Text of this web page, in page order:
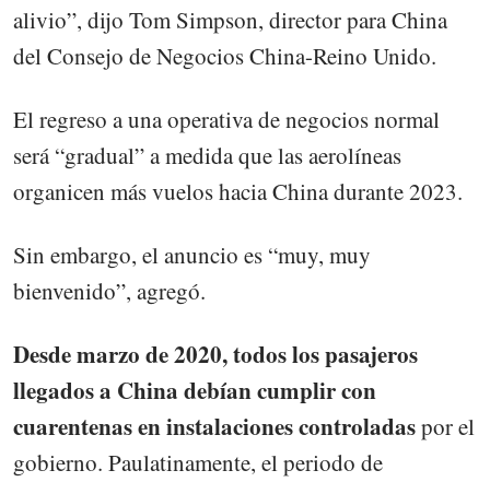
alivio”, dijo Tom Simpson, director para China
del Consejo de Negocios China-Reino Unido.
El regreso a una operativa de negocios normal
será “gradual” a medida que las aerolíneas
organicen más vuelos hacia China durante 2023.
Sin embargo, el anuncio es “muy, muy
bienvenido”, agregó.
Desde marzo de 2020, todos los pasajeros
llegados a China debían cumplir con
cuarentenas en instalaciones controladaspor el
gobierno. Paulatinamente, el periodo de